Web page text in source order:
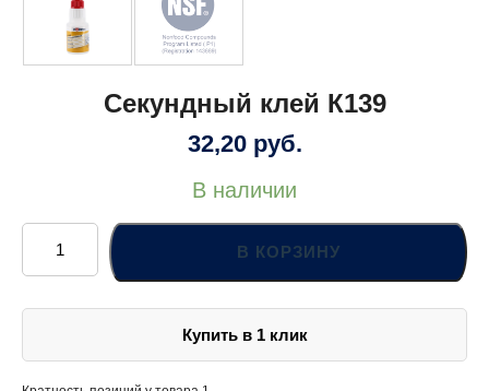
Секундный клей К139
32,20 руб.
В наличии
Количество
товара
Секундный
клей
В КОРЗИНУ
Купить в 1 клик